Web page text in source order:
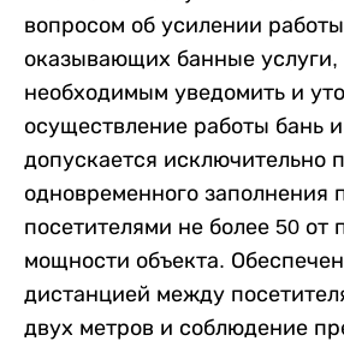
вопросом об усилении
оказывающих банные услуги,
необходимым уведомить и
осуществление работы бань
допускается исключительно
одновременного заполнения
посетителями не более 50 от
мощности объекта.
дистанцией между
двух метров и соблюдение